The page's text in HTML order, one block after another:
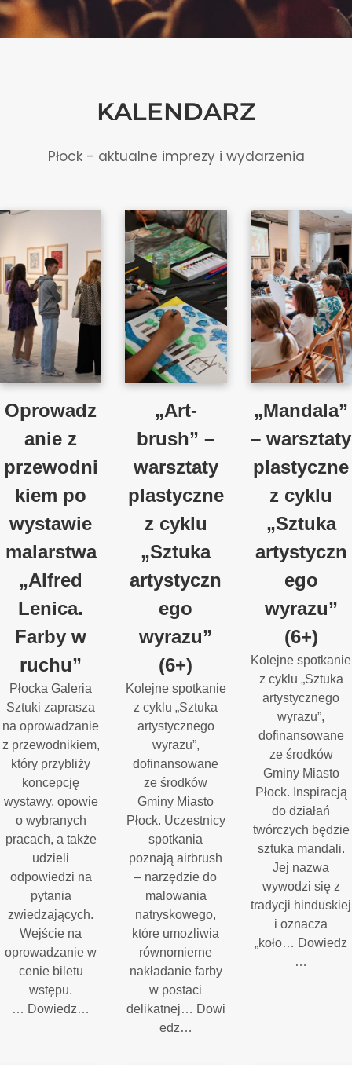
KALENDARZ
Płock - aktualne imprezy i wydarzenia
Oprowadz
anie z
przewodni
kiem po
wystawie
malarstwa
„Alfred
Lenica.
Farby w
ruchu”
Płocka Galeria
Sztuki zaprasza
na oprowadzanie
z przewodnikiem,
który przybliży
koncepcję
wystawy, opowie
o wybranych
pracach, a także
udzieli
odpowiedzi na
pytania
zwiedzających.
Wejście na
oprowadzanie w
cenie biletu
wstępu.
… Dowiedz…
„Art-
brush” –
warsztaty
plastyczne
z cyklu
„Sztuka
artystyczn
ego
wyrazu”
(6+)
Kolejne spotkanie
z cyklu „Sztuka
artystycznego
wyrazu”,
dofinansowane
ze środków
Gminy Miasto
Płock. Uczestnicy
spotkania
poznają airbrush
– narzędzie do
malowania
natryskowego,
które umozliwia
równomierne
nakładanie farby
w postaci
delikatnej… Dowi
edz…
„Mandala”
– warsztaty
plastyczne
z cyklu
„Sztuka
artystyczn
ego
wyrazu”
(6+)
Kolejne spotkanie
z cyklu „Sztuka
artystycznego
wyrazu”,
dofinansowane
ze środków
Gminy Miasto
Płock. Inspiracją
do działań
twórczych będzie
sztuka mandali.
Jej nazwa
wywodzi się z
tradycji hinduskiej
i oznacza
„koło… Dowiedz
…